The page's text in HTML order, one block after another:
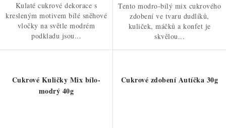
Kulaté cukrové dekorace s
kresleným motivem bílé sněhové
vločky na světle modrém
podkladu jsou...
Tento modro-bílý mix cukrového
zdobení ve tvaru dudlíků,
kuliček, máčků a konfet je
skvělou...
Cukrové Kuličky Mix bílo-
modrý 40g
Cukrové zdobení Autíčka 30g